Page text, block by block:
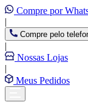
Compre por
|
Compre pelo
|
Nossas Lojas
|
Meus Pedidos